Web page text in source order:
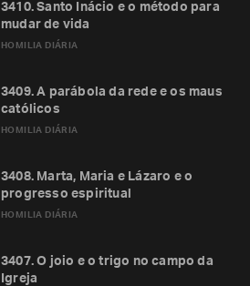
HOMILIA DIÁRIA
3410. Santo Inácio e o método para
mudar de vida
HOMILIA DIÁRIA
3409. A parábola da rede e os maus
católicos
HOMILIA DIÁRIA
3408. Marta, Maria e Lázaro e o
progresso espiritual
3407. O joio e o trigo no campo da
Igreja